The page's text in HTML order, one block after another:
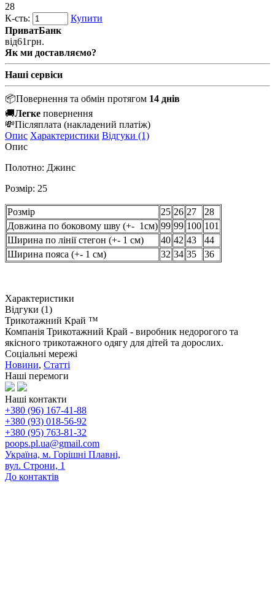
28
К-сть:
Купити
ПриватБанк
від61грн.
Як ми доставляємо?
Наші сервіси
📦Повернення та обмін протягом 14 днів
🚚Легке повернення
💸Післяплата (накладений платіж)
Опис Характеристики Відгуки (1)
Опис
Полотно: Джинс
Розмір: 25
Розмір 25 26 27
28
Довжина по боковому шву (+- 1см) 99 99 100 101
Ширина по лінії стегон (+- 1 см)
40 42 43
44
Ширина пояса (+- 1 см)
32 34 35 36
Характеристики
Відгуки (1)
Трикотажний Край ™
Компанія Трикотажний Край - виробник недорогого та
якісного трикотажного одягу для дітей та дорослих.
Соціальні мережі
Новини, Статті
Наші перемоги
Наші контакти
+380 (96) 167-41-88
+380 (93) 018-56-92
+380 (95) 763-81-32
poops.pl.ua@gmail.com
Україна, м. Горішні Плавні,
вул. Строни, 1
До контактів